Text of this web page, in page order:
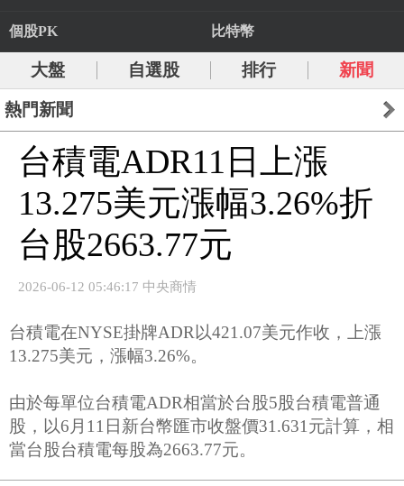
個股PK 比特幣
大盤 自選股 排行 新聞
熱門新聞
台積電ADR11日上漲
13.275美元漲幅3.26%折
台股2663.77元
2026-06-12 05:46:17 中央商情
台積電在NYSE掛牌ADR以421.07美元作收，上漲
13.275美元，漲幅3.26%。
由於每單位台積電ADR相當於台股5股台積電普通
股，以6月11日新台幣匯市收盤價31.631元計算，相
當台股台積電每股為2663.77元。